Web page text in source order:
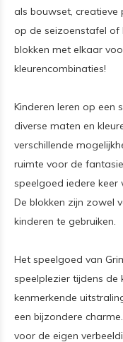
als bouwset,
op de seizoenstafel of
blokken met elkaar
kleurencombinaties!
Kinderen leren op een
diverse maten en
verschillende
ruimte voor de
speelgoed iedere
De blokken zijn zowel
kinderen te gebruiken.
Het speelgoed van
speelplezier tijdens de
kenmerkende
een bijzondere
voor de eigen